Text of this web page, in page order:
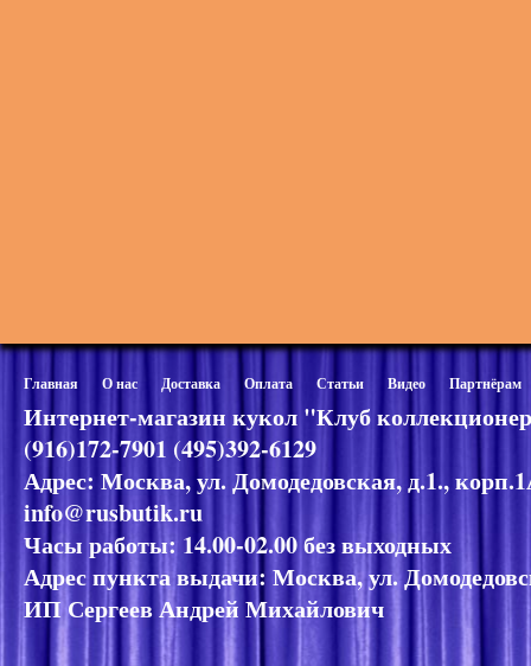
Главная О нас Доставка Оплата Статьи Видео Партнёрам
Интернет-магазин кукол "Клуб
(916)172-7901 (495)392-6129
Адрес: Москва, ул. Домодедовская, д.1.,
info@rusbutik.ru
Часы работы: 14.00-02.00 без выходных
Адрес пункта выдачи: Москва, ул.
ИП Сергеев Андрей Михайлович